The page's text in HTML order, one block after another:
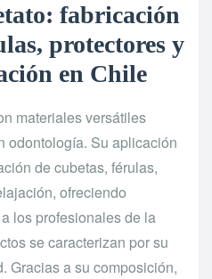
fabricación
protectores y
en Chile
materiales versátiles
odontología. Su aplicación
de cubetas, férulas,
ofreciendo
los profesionales de la
se caracterizan por su
Gracias a su composición,